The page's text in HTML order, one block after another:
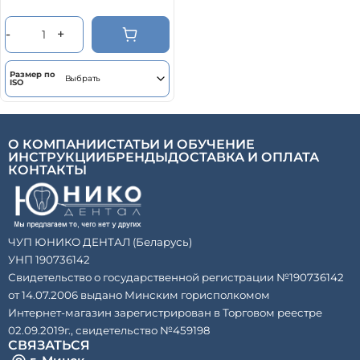
несколько
вариаций.
Опции
можно
выбрать
на
странице
Размер по
ISO
- +
О КОМПАНИИСТАТЬИ И ОБУЧЕНИЕ
ИНСТРУКЦИИБРЕНДЫДОСТАВКА И ОПЛАТА
КОНТАКТЫ
ЧУП ЮНИКО ДЕНТАЛ (Беларусь)
УНП 190736142
Свидетельство о государственной регистрации №190736142
от 14.07.2006 выдано Минским горисполкомом
Интернет-магазин зарегистрирован в Торговом реестре
02.09.2019г., свидетельство №459198
СВЯЗАТЬСЯ